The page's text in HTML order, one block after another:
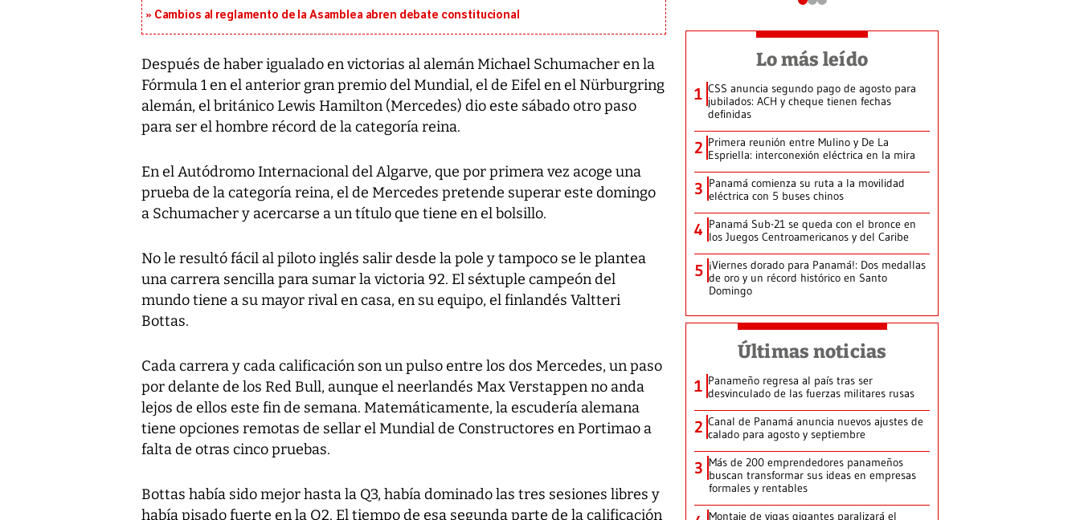
Cambios al reglamento de la Asamblea abren debate constitucional
Después de haber igualado en victorias al alemán Michael Schumacher en la
Fórmula 1 en el anterior gran premio del Mundial, el de Eifel en el Nürburgring
alemán, el británico Lewis Hamilton (Mercedes) dio este sábado otro paso
para ser el hombre récord de la categoría reina.
En el Autódromo Internacional del Algarve, que por primera vez acoge una
prueba de la categoría reina, el de Mercedes pretende superar este domingo
a Schumacher y acercarse a un título que tiene en el bolsillo.
No le resultó fácil al piloto inglés salir desde la pole y tampoco se le plantea
una carrera sencilla para sumar la victoria 92. El séxtuple campeón del
mundo tiene a su mayor rival en casa, en su equipo, el finlandés Valtteri
Bottas.
Cada carrera y cada calificación son un pulso entre los dos Mercedes, un paso
por delante de los Red Bull, aunque el neerlandés Max Verstappen no anda
lejos de ellos este fin de semana. Matemáticamente, la escudería alemana
tiene opciones remotas de sellar el Mundial de Constructores en Portimao a
falta de otras cinco pruebas.
Bottas había sido mejor hasta la Q3, había dominado las tres sesiones libres y
había pisado fuerte en la Q2. El tiempo de esa segunda parte de la calificación
Lo más leído
1 CSS anuncia segundo pago de agosto para
jubilados: ACH y cheque tienen fechas
definidas
2 Primera reunión entre Mulino y De La
Espriella: interconexión eléctrica en la mira
3 Panamá comienza su ruta a la movilidad
eléctrica con 5 buses chinos
4 Panamá Sub-21 se queda con el bronce en
los Juegos Centroamericanos y del Caribe
5 ¡Viernes dorado para Panamá!: Dos medallas
de oro y un récord histórico en Santo
Domingo
Últimas noticias
1 Panameño regresa al país tras ser
desvinculado de las fuerzas militares rusas
2 Canal de Panamá anuncia nuevos ajustes de
calado para agosto y septiembre
3 Más de 200 emprendedores panameños
buscan transformar sus ideas en empresas
formales y rentables
Montaje de vigas gigantes paralizará el